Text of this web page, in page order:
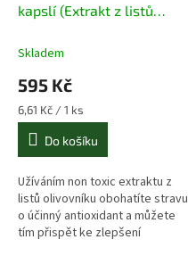
kapslí (Extrakt z listů
Skladem
595 Kč
Měrná
cena:
6,61 Kč / 1 ks
Do košíku
Užíváním non toxic extraktu z
listů olivovníku obohatíte stravu
o účinný antioxidant a můžete
tím přispět ke zlepšení